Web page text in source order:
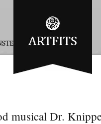
OPDRACHTEN
musical Dr.